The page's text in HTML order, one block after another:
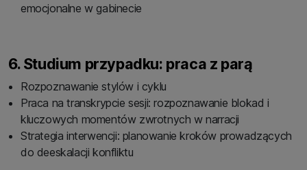
emocjonalne w gabinecie
6. Studium przypadku: praca z parą
Rozpoznawanie stylów i cyklu
Praca na transkrypcie sesji: rozpoznawanie blokad i
kluczowych momentów zwrotnych w narracji
Strategia interwencji: planowanie kroków prowadzących
do deeskalacji konfliktu